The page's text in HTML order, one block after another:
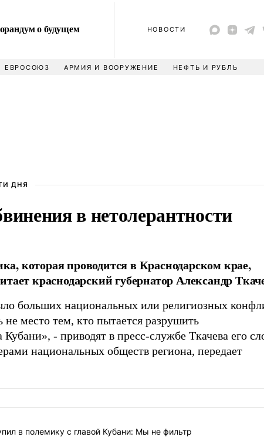
о будущем
НОВОСТИ
ЕВРОСОЮЗ АРМИЯ И ВООРУЖЕНИЕ НЕФТЬ И РУБЛЬ
ДНЯ
в нетолерантности
которая проводится в Краснодарском крае,
краснодарский губернатор Александр
больших национальных или религиозных
место тем, кто пытается разрушить
- приводят в пресс-службе Ткачева его
национальных обществ региона, передает
в полемику с главой Кубани: Мы не фильтр